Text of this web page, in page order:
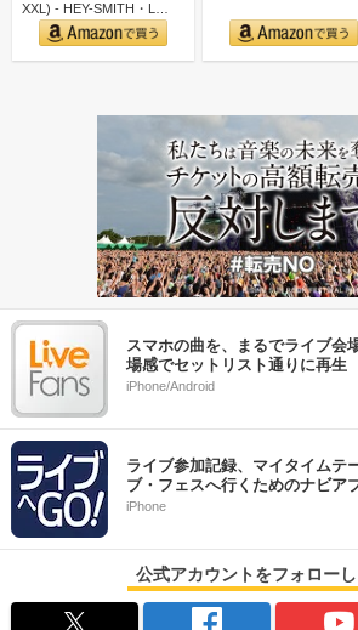
XXL) - HEY-SMITH・L…
スマホの曲を、まるでライブ会
場感でセットリスト通りに再生
iPhone/Android
ライブ参加記録、マイタイムテ
ブ・フェスへ行くためのナビア
iPhone
公式アカウントをフォローし